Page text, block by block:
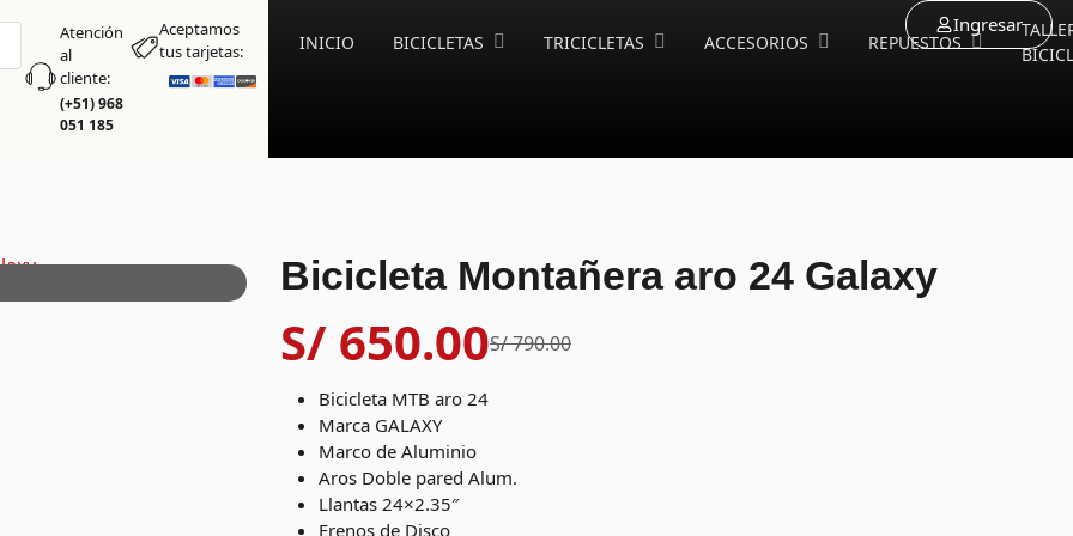
Atención
al
cliente:
(+51) 968
051 185
Aceptamos
tus tarjetas:
INICIO BICICLETAS TRICICLETAS ACCESORIOS REPUESTOS
Ingresar
Bicicleta Montañera aro 24 Galaxy
S/790.00
S/ 650.00
Bicicleta MTB aro 24
Marca GALAXY
Marco de Aluminio
Aros Doble pared Alum.
Llantas 24×2.35″
Frenos de Disco